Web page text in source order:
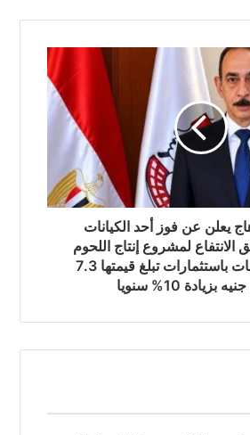
يعلن عن فوز أحد الكيانات
الانتفاع لمشروع إنتاج اللحوم
والألبان بالديابات باستثمارات تبلغ قيمتها 7.3
بزيادة 10% سنويا